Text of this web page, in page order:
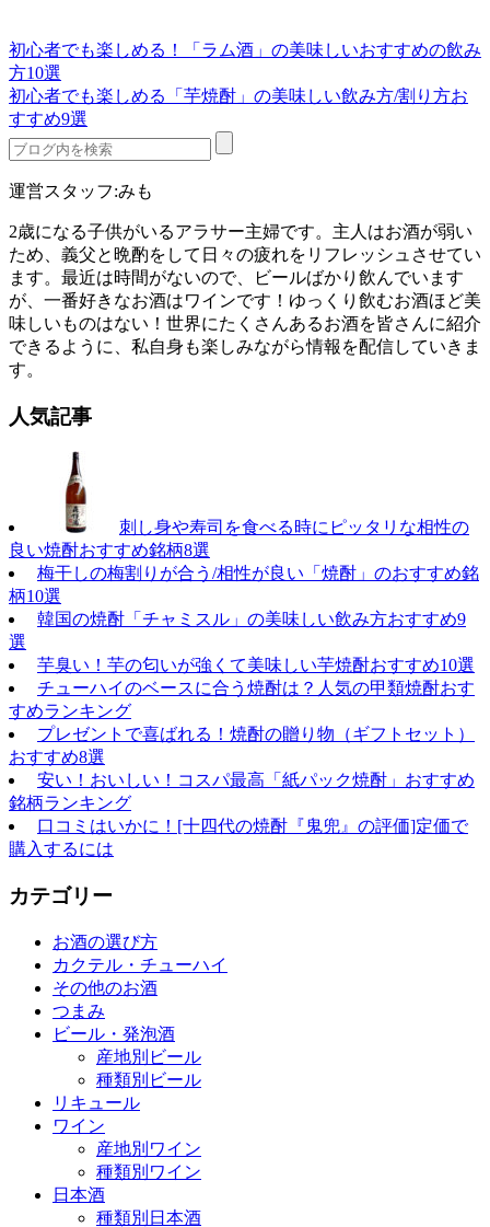
初心者でも楽しめる！「ラム酒」の美味しいおすすめの飲み
方10選
初心者でも楽しめる「芋焼酎」の美味しい飲み方/割り方お
すすめ9選
運営スタッフ:みも
2歳になる子供がいるアラサー主婦です。主人はお酒が弱い
ため、義父と晩酌をして日々の疲れをリフレッシュさせてい
ます。最近は時間がないので、ビールばかり飲んでいます
が、一番好きなお酒はワインです！ゆっくり飲むお酒ほど美
味しいものはない！世界にたくさんあるお酒を皆さんに紹介
できるように、私自身も楽しみながら情報を配信していきま
す。
人気記事
刺し身や寿司を食べる時にピッタリな相性の
良い焼酎おすすめ銘柄8選
梅干しの梅割りが合う/相性が良い「焼酎」のおすすめ銘
柄10選
韓国の焼酎「チャミスル」の美味しい飲み方おすすめ9
選
芋臭い！芋の匂いが強くて美味しい芋焼酎おすすめ10選
チューハイのベースに合う焼酎は？人気の甲類焼酎おす
すめランキング
プレゼントで喜ばれる！焼酎の贈り物（ギフトセット）
おすすめ8選
安い！おいしい！コスパ最高「紙パック焼酎」おすすめ
銘柄ランキング
口コミはいかに！[十四代の焼酎『鬼兜』の評価]定価で
購入するには
カテゴリー
お酒の選び方
カクテル・チューハイ
その他のお酒
つまみ
ビール・発泡酒
産地別ビール
種類別ビール
リキュール
ワイン
産地別ワイン
種類別ワイン
日本酒
種類別日本酒